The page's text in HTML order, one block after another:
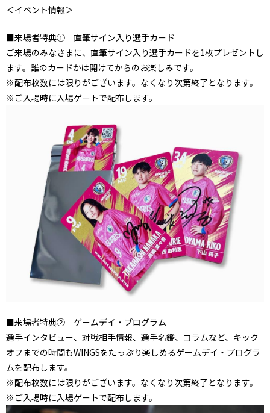
＜イベント情報＞
■来場者特典① 直筆サイン入り選手カード
ご来場のみなさまに、直筆サイン入り選手カードを1枚プレゼントし
ます。誰のカードかは開けてからのお楽しみです。
※配布枚数には限りがございます。なくなり次第終了となります。
※ご入場時に入場ゲートで配布します。
■来場者特典② ゲームデイ・プログラム
選手インタビュー、対戦相手情報、選手名鑑、コラムなど、キック
オフまでの時間もWINGSをたっぷり楽しめるゲームデイ・プログラ
ムを配布します。
※配布枚数には限りがございます。なくなり次第終了となります。
※ご入場時に入場ゲートで配布します。